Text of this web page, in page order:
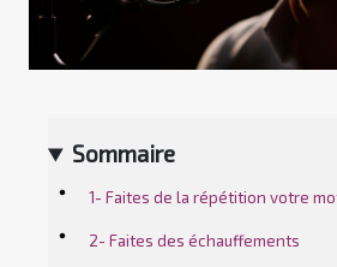
Sommaire
1- Faites de la répétition votre
2- Faites des échauffements